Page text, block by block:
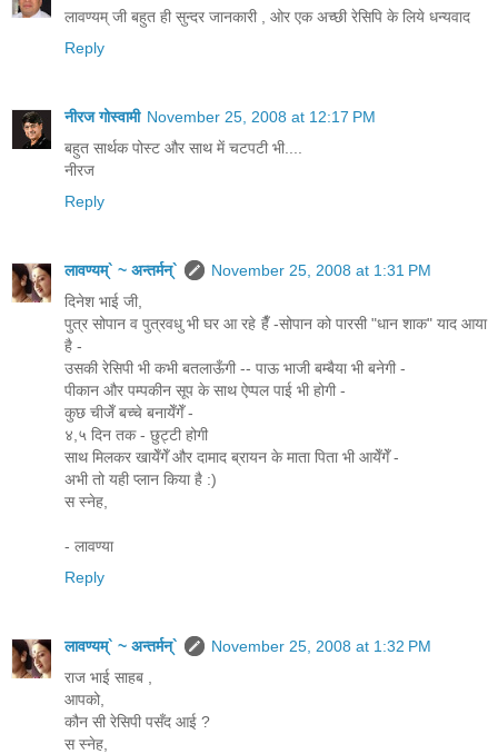
लावण्यम् जी बहुत ही सुन्दर जानकारी , ओर एक अच्छी रेसिपि के लिये धन्यवाद
Reply
नीरज गोस्वामी November 25, 2008 at 12:17 PM
बहुत सार्थक पोस्ट और साथ में चटपटी भी....
नीरज
Reply
लावण्यम्` ~ अन्तर्मन्`
November 25, 2008 at 1:31 PM
दिनेश भाई जी,
पुत्र सोपान व पुत्रवधु भी घर आ रहे हैँ -सोपान को पारसी "धान शाक" याद आया
है -
उसकी रेसिपी भी कभी बतलाऊँगी -- पाऊ भाजी बम्बैया भी बनेगी -
पीकान और पम्पकीन सूप के साथ ऐप्पल पाई भी होगी -
कुछ चीजेँ बच्चे बनायेँगेँ -
४,५ दिन तक - छुट्टी होगी
साथ मिलकर खायेँगेँ और दामाद ब्रायन के माता पिता भी आयेँगेँ -
अभी तो यही प्लान किया है :)
स स्नेह,
- लावण्या
Reply
लावण्यम्` ~ अन्तर्मन्`
November 25, 2008 at 1:32 PM
राज भाई साहब ,
आपको,
कौन सी रेसिपी पसँद आई ?
स स्नेह,